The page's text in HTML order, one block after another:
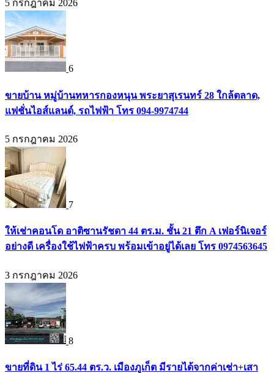
5 กรกฎาคม 2026
6
ขายบ้าน หมู่บ้านทหารกองหนุน พระยาสุเรนทร์ 28 ใกล้ตลาด,
แฟชั่นไอส์แลนด์, รถไฟฟ้า โทร 094-9974744
5 กรกฎาคม 2026
7
ให้เช่าคอนโด อาติซานรัชดา 44 ตร.ม. ชั้น 21 ตึก A เฟอร์นิเจอร์
อย่างดี เครื่องใช้ไฟฟ้าครบ พร้อมเข้าอยู่ได้เลย โทร 0974563645
3 กรกฎาคม 2026
8
ขายที่ดิน 1 ไร่ 65.44 ตร.ว. เมืองภูเก็ต มีรายได้จากค่าเช่า+เสา